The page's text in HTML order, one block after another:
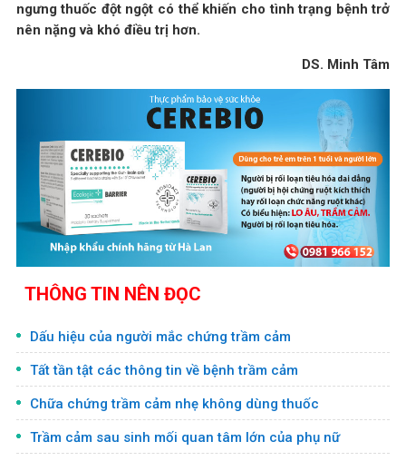
ngưng thuốc đột ngột có thể khiến cho tình trạng bệnh trở
nên nặng và khó điều trị hơn.
DS. Minh Tâm
THÔNG TIN NÊN ĐỌC
Dấu hiệu của người mắc chứng trầm cảm
Tất tần tật các thông tin về bệnh trầm cảm
Chữa chứng trầm cảm nhẹ không dùng thuốc
Trầm cảm sau sinh mối quan tâm lớn của phụ nữ